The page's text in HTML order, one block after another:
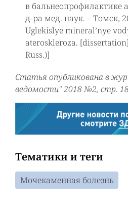
в бальнеопрофилактике
д-ра мед. наук. – Томск,
Uglekislye mineral’nye
ateroskleroza.
Russ.)]
Статья опубликована в
ведомости" 2018 №2, стр.
Тематики и теги
Мочекаменная болезнь